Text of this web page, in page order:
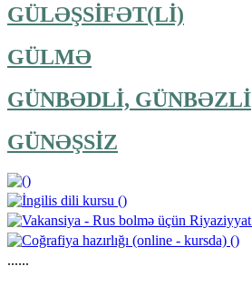
GÜLƏŞSİFƏT(Lİ)
GÜLMƏ
GÜNBƏDLİ, GÜNBƏZLİ
GÜNƏŞSİZ
......